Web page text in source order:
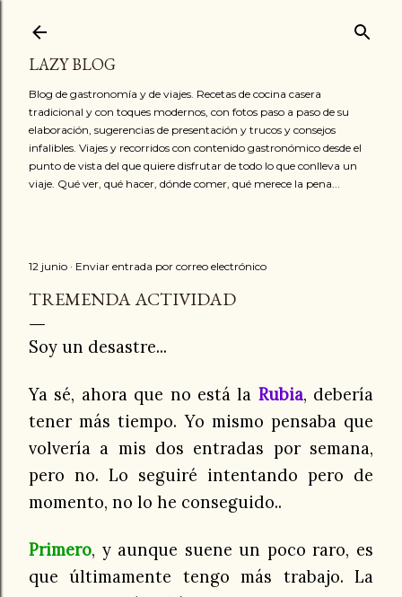
LAZY BLOG
Blog de gastronomía y de viajes. Recetas de cocina casera
tradicional y con toques modernos, con fotos paso a paso de su
elaboración, sugerencias de presentación y trucos y consejos
infalibles. Viajes y recorridos con contenido gastronómico desde el
punto de vista del que quiere disfrutar de todo lo que conlleva un
viaje. Qué ver, qué hacer, dónde comer, qué merece la pena...
12 junio Enviar entrada por correo electrónico
TREMENDA ACTIVIDAD
Soy un desastre...
Ya sé, ahora que no está la Rubia, debería
tener más tiempo. Yo mismo pensaba que
volvería a mis dos entradas por semana,
pero no. Lo seguiré intentando pero de
momento, no lo he conseguido..
Primero, y aunque suene un poco raro, es
que últimamente tengo más trabajo. La